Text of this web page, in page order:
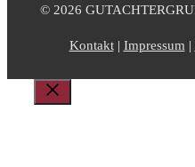
© 2026
Kontakt| Impressum|
Schließen